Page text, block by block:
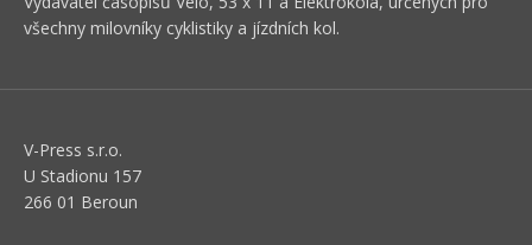
všechny milovníky cyklistiky a jízdních kol.
V-Press s.r.o.
U Stadionu 157
266 01 Beroun